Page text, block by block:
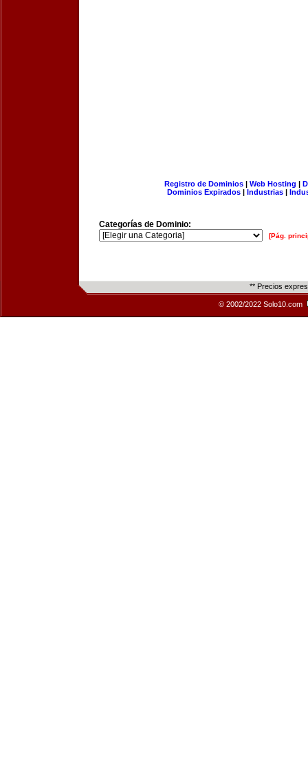
Registro de Dominios| Web Hosting |
Dominios Expirados | Industrias |
Categorías de Dominio:
[Pág.
** Precios
© 2002/2022 Solo10.com